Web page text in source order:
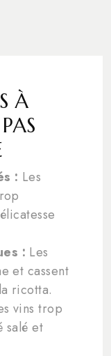
À
: Les
: Les
et cassent
ricotta.
vins trop
salé et